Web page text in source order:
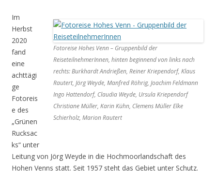
Fotoreise Hohes Venn – Gruppenbild der
ReiseteilnehmerInnen, hinten beginnend von links nach
rechts: Burkhardt Andrießen, Reiner Kriependorf, Klaus
Rautert, Jörg Weyde, Manfred Röhrig, Joachim Feldmann
Ingo Hattendorf, Claudia Weyde, Ursula Kriependorf
Christiane Müller, Karin Kühn, Clemens Müller Elke
Schierholz, Marion Rautert
Im
Herbst
2020
fand
eine
achttägi
ge
Fotoreis
e des
„Grünen
Rucksac
ks“ unter
Leitung von Jörg Weyde in die Hochmoorlandschaft des
Hohen Venns statt. Seit 1957 steht das Gebiet unter Schutz.